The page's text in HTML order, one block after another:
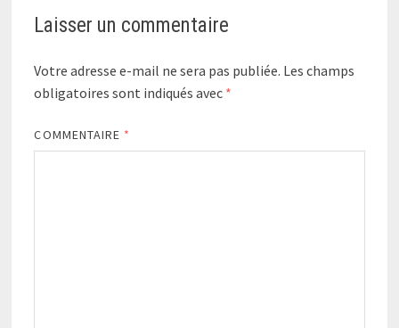
Laisser un commentaire
Votre adresse e-mail ne sera pas publiée. Les champs
obligatoires sont indiqués avec *
COMMENTAIRE *